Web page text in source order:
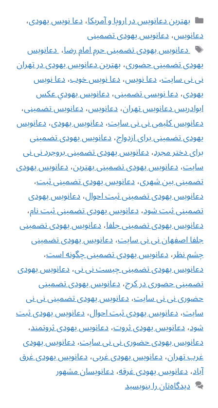
دسته‌ها
بهترین دعانویس در اروپا و آمریکا،دعا نویس یهودی،
دعانویس،دعانویس یهودی تضمینی
برچسب‌ها
‌ دعانویس یهودی تضمینی حرم امام رضا،‌ دعانویس
یهودی تضمینی حضوری،بهترین دعانویس یهودی در تهران
نی نی سایت،دعا نویس،دعا نویس خوب،دعا نویس
یهودی،دعا نویسی تضمینی،دعانويس يهودي عکس
ابوادریس دعانویس تهران،دعانویس،دعانویس تضمینی،
دعانویس کلیمی نی نی سایت،دعانویس یهودی،دعانویس
یهودی تضمینی برای ازدواج،دعانویس یهودی تضمینی
برای دختر مجرد،دعانویس یهودی تضمینی بروجرد نی نی
سایت،دعانویس یهودی تضمینی بهترین،دعانویس یهودی
تضمینی بین شهری،دعانویس یهودی تضمینی ثبت،
دعانویس یهودی تضمینی ثبت احوال،دعانویس یهودی
تضمینی ثبت شود،دعانویس یهودی تضمینی ثبت نام،
دعانویس یهودی تضمینی جلفا،دعانویس یهودی تضمینی
جلفا اصفهان نی نی سایت،دعانویس یهودی تضمینی
چشم نظر،دعانویس یهودی تضمینی چگونه است،
دعانویس یهودی تضمینی چیست نی نی،دعانویس یهودی
تضمینی حضوری در کرج،دعانویس یهودی تضمینی
حضوری نی نی سایت،دعانویس یهودی تضمینی نی نی
سایت،دعانویس یهودی ثبت احوال،دعانویس یهودی ثبت
شود،دعانویس یهودی ثروت،دعانویس یهودی ثروتمند،
دعانویس یهودی حضوری نی نی سایت،دعانویس یهودی
غرب تهران،دعانویس یهودی غربی،دعانویس یهودی غرق
آباد،دعانویس یهودی غرقه،دعانویسان مشهور
دیدگاه‌تان را بنویسید